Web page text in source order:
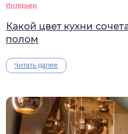
Интерьер
Какой цвет кухни
полом
Читать далее